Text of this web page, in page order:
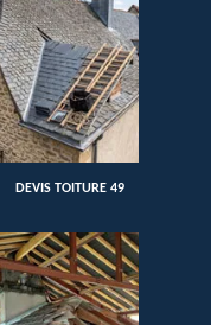
DEVIS TOITURE 49